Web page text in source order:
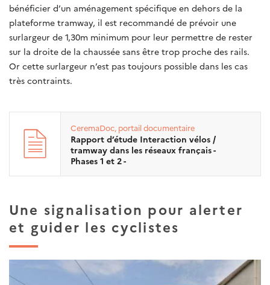
bénéficier d’un aménagement spécifique en dehors de la
plateforme tramway, il est recommandé de prévoir une
surlargeur de 1,30m minimum pour leur permettre de rester
sur la droite de la chaussée sans être trop proche des rails.
Or cette surlargeur n’est pas toujours possible dans les cas
très contraints.
CeremaDoc, portail documentaire
Rapport d’étude Interaction vélos /
tramway dans les réseaux français -
Phases 1 et 2 -
Une signalisation pour alerter
et guider les cyclistes